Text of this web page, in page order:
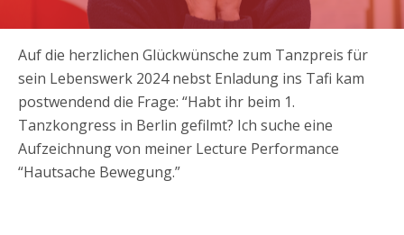
Auf die herzlichen Glückwünsche zum Tanzpreis für
sein Lebenswerk 2024 nebst Enladung ins Tafi kam
postwendend die Frage: “Habt ihr beim 1.
Tanzkongress in Berlin gefilmt? Ich suche eine
Aufzeichnung von meiner Lecture Performance
“Hautsache Bewegung.”